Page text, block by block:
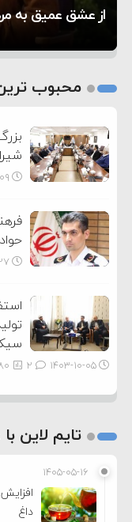
از عشق عمیق به
۵ شهر افسانه‌ای هخامنشی که هنوز هم زنده هستند
بفهمیم؟
2
محبوب
۱۴۰۳-۱۰-۰۵
تایم لاین
۱۴۰۵-۰۵-۱۶
داغ